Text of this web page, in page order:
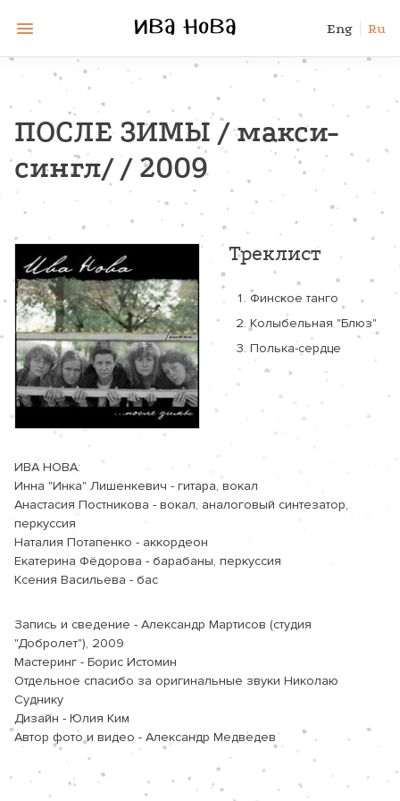
Eng Ru
ПОСЛЕ ЗИМЫ / макси-
сингл/ / 2009
Треклист
Финское танго
Колыбельная "Блюз"
Полька-сердце
ИВА НОВА:
Инна "Инка" Лишенкевич - гитара, вокал
Анастасия Постникова - вокал, аналоговый синтезатор,
перкуссия
Наталия Потапенко - аккордеон
Екатерина Фёдорова - барабаны, перкуссия
Ксения Васильева - бас
Запись и сведение - Александр Мартисов (студия
"Добролет"), 2009
Мастеринг - Борис Истомин
Отдельное спасибо за оригинальные звуки Николаю
Суднику
Дизайн - Юлия Ким
Автор фото и видео - Александр Медведев